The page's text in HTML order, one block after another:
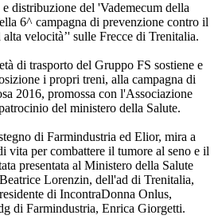
distribuzione del 'Vademecum della
6^ campagna di prevenzione contro il
velocità’' sulle Frecce di Trenitalia.
di trasporto del Gruppo FS sostiene e
i propri treni, alla campagna di
2016, promossa con l'Associazione
del ministero della Salute.
di Farmindustria ed Elior, mira a
vita per combattere il tumore al seno e il
presentata al Ministero della Salute
Lorenzin, dell'ad di Trenitalia,
di IncontraDonna Onlus,
di Farmindustria, Enrica Giorgetti.